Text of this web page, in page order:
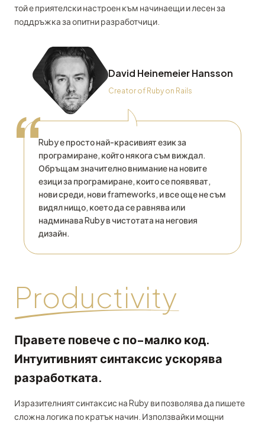
той е приятелски настроен към начинаещи и лесен за
поддръжка за опитни разработчици.
“Ruby е просто най-красивият език за
програмиране, който някога съм виждал.
Обръщам значително внимание на новите
езици за програмиране, които се появяват,
нови среди, нови frameworks, и все още не съм
видял нищо, което да се равнява или
надминава Ruby в чистотата на неговия
дизайн.
David Heinemeier Hansson
Creator of Ruby on Rails
Productivity
Правете повече с по-малко код.
Интуитивният синтаксис ускорява
разработката.
Изразителният синтаксис на Ruby ви позволява да пишете
сложна логика по кратък начин. Използвайки мощни